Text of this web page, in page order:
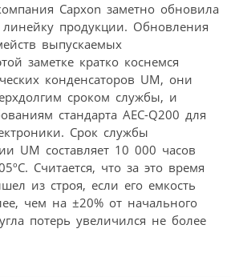
Capxon заметно обновила
линейку продукции. Обновления
выпускаемых
заметке кратко коснемся
конденсаторов UM, они
сроком службы, и
стандарта AEC-Q200 для
Срок службы
UM составляет 10 000 часов
Считается, что за это время
из строя, если его емкость
чем на ±20% от начального
потерь увеличился не более